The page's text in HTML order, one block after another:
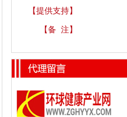
【提供支持】
【备 注】